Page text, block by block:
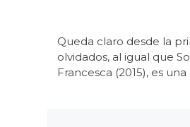
Queda claro desde la
olvidados, al igual que
Francesca (2015), es una